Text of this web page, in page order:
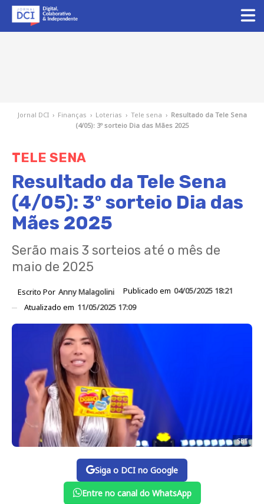
Jornal DCI › Finanças › Loterias › Tele sena › Resultado da Tele Sena
(4/05): 3º sorteio Dia das Mães 2025
TELE SENA
Resultado da Tele Sena
(4/05): 3º sorteio Dia das
Mães 2025
Serão mais 3 sorteios até o mês de
maio de 2025
Escrito Por Anny Malagolini Publicado em 04/05/2025 18:21
Atualizado em 11/05/2025 17:09
SBT
Siga o DCI no Google
Entre no canal do WhatsApp